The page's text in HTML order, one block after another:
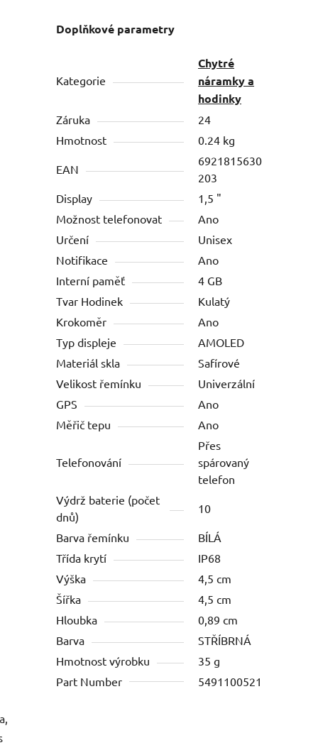
Doplňkové parametry
Kategorie
Chytré
náramky a
hodinky
Záruka
24
Hmotnost
0.24 kg
EAN
6921815630
203
Display
1,5 "
Možnost telefonovat
Ano
Určení
Unisex
Notifikace
Ano
Interní paměť
4 GB
Tvar Hodinek
Kulatý
Krokoměr
Ano
Typ displeje
AMOLED
Materiál skla
Safírové
Velikost řemínku
Univerzální
GPS
Ano
Měřič tepu
Ano
Telefonování
Přes
spárovaný
telefon
Výdrž baterie (počet
dnů)
10
Barva řemínku
BÍLÁ
Třída krytí
IP68
Výška
4,5 cm
Šířka
4,5 cm
Hloubka
0,89 cm
Barva
STŘÍBRNÁ
Hmotnost výrobku
35 g
Part Number
5491100521